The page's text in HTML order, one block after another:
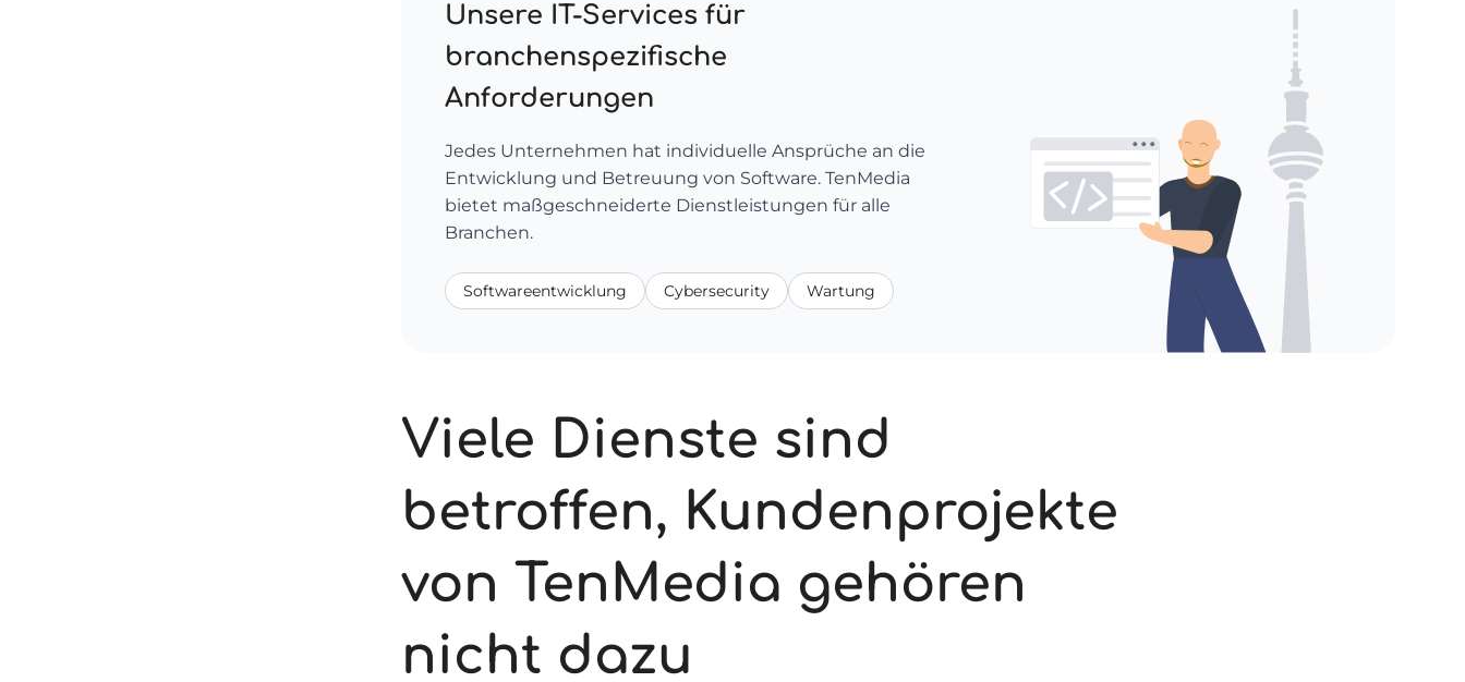
Unsere IT-Services für
branchenspezifische
Anforderungen
Jedes Unternehmen hat individuelle Ansprüche an die
Entwicklung und Betreuung von Software. TenMedia
bietet maßgeschneiderte Dienstleistungen für alle
Branchen.
Softwareentwicklung Cybersecurity Wartung
Viele Dienste sind
betroffen, Kundenprojekte
von TenMedia gehören
nicht dazu